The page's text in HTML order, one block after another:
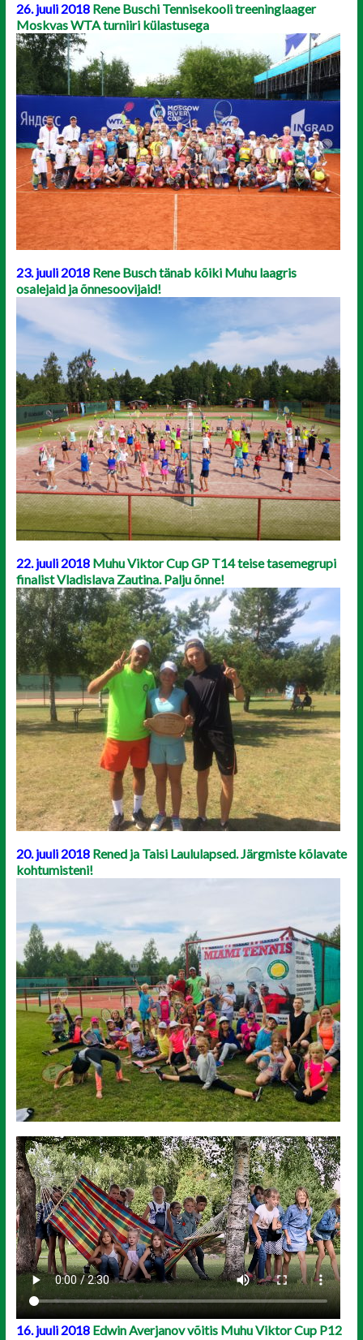
26. juuli 2018 Rene Buschi Tennisekooli treeninglaager
Moskvas WTA turniiri külastusega
23. juuli 2018 Rene Busch tänab kõiki Muhu laagris
osalejaid ja õnnesoovijaid!
22. juuli 2018 Muhu Viktor Cup GP T14 teise tasemegrupi
finalist Vladislava Zautina. Palju õnne!
20. juuli 2018 Rened ja Taisi Laululapsed. Järgmiste kõlavate
kohtumisteni!
16. juuli 2018 Edwin Averjanov võitis Muhu Viktor Cup P12